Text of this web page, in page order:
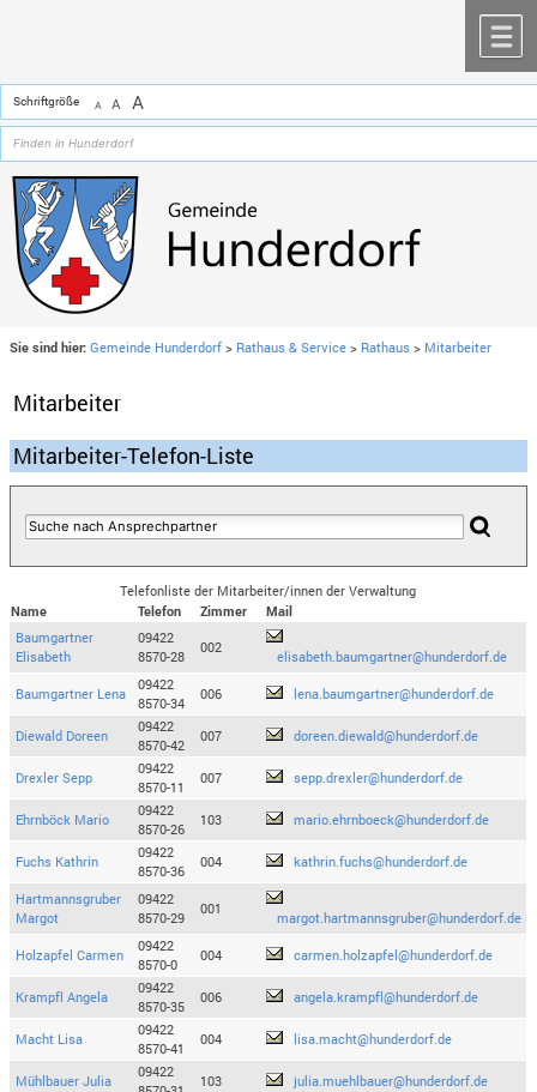
Schriftgröße A A A
Sie sind hier: Gemeinde Hunderdorf > Rathaus & Service > Rathaus > Mitarbeiter
Mitarbeiter
Mitarbeiter-Telefon-Liste
Telefonliste der Mitarbeiter/innen der Verwaltung
Name
Telefon Zimmer
Mail
Baumgartner
Elisabeth
09422
8570-28
002
elisabeth.baumgartner@hunderdorf.de
Baumgartner Lena
09422
8570-34
006 lena.baumgartner@hunderdorf.de
Diewald Doreen
09422
8570-42
007 doreen.diewald@hunderdorf.de
Drexler Sepp
09422
8570-11
007 sepp.drexler@hunderdorf.de
Ehrnböck Mario
09422
8570-26
103 mario.ehrnboeck@hunderdorf.de
Fuchs Kathrin
09422
8570-36
004 kathrin.fuchs@hunderdorf.de
Hartmannsgruber
Margot
09422
8570-29
001
margot.hartmannsgruber@hunderdorf.de
Holzapfel Carmen
09422
8570-0
004 carmen.holzapfel@hunderdorf.de
Krampfl Angela
09422
8570-35
006 angela.krampfl@hunderdorf.de
Macht Lisa
09422
8570-41
004 lisa.macht@hunderdorf.de
Mühlbauer Julia
09422
103 julia.muehlbauer@hunderdorf.de